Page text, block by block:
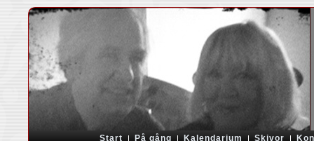
Start På gång Kalendarium Skivor